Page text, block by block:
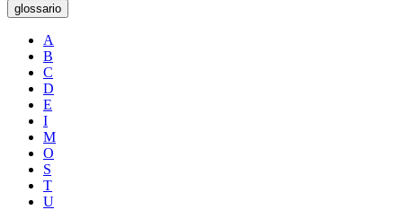
glossario
A
B
C
D
E
I
M
O
S
T
U